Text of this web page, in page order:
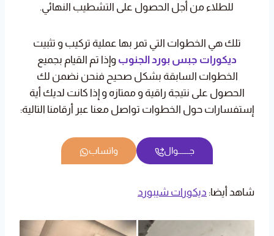
للطلاء من أجل الحصول على التشطيب النهائي.
تلك هي الخطوات التي تمر بها عملية تركيب و تثبيت
ديكورات جبس بورد الجنوب وإذا تم القيام بجميع
الخطوات السابقة بشكل صحيح فنحن نضمن لك
الحصول على نتيجة راقية و ممتازه و إذا كانت لديك أية
إستفسارات حول الخطوات تواصل معنا عبر أرقامنا التالية:
جــــــوال واتساب
شاهد أيضا: ديكورات شيبورد